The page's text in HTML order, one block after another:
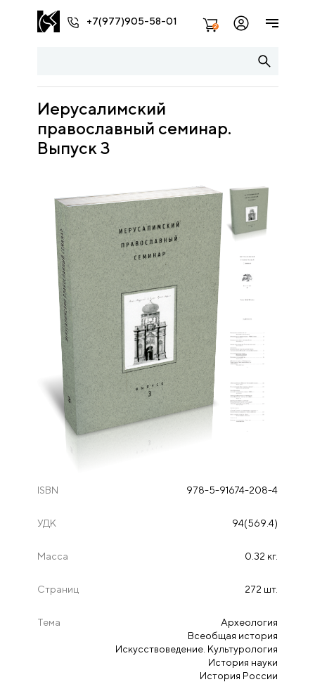
+7(977)905-58-01 2
Иерусалимский
православный семинар.
Выпуск 3
ISBN 978-5-91674-208-4
УДК 94(569.4)
Масса 0.32 кг.
Страниц 272 шт.
Тема
Археология
Всеобщая история
Искусствоведение. Культурология
История науки
История России